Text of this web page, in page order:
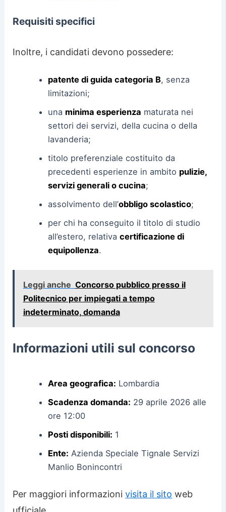
Requisiti specifici
Inoltre, i candidati devono possedere:
patente di guida categoria B, senza
limitazioni;
una minima esperienza maturata nei
settori dei servizi, della cucina o della
lavanderia;
titolo preferenziale costituito da
precedenti esperienze in ambito pulizie,
servizi generali o cucina;
assolvimento dell’obbligo scolastico;
per chi ha conseguito il titolo di studio
all’estero, relativa certificazione di
equipollenza.
Leggi anche Concorso pubblico presso il
Politecnico per impiegati a tempo
indeterminato, domanda
Informazioni utili sul concorso
Area geografica: Lombardia
Scadenza domanda: 29 aprile 2026 alle
ore 12:00
Posti disponibili: 1
Ente: Azienda Speciale Tignale Servizi
Manlio Bonincontri
Per maggiori informazionivisita il sito web